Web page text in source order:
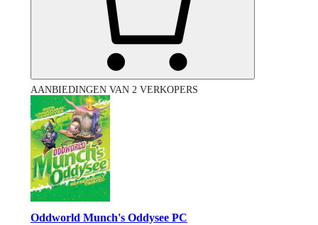
AANBIEDINGEN VAN 2 VERKOPERS
Oddworld Munch's Oddysee PC